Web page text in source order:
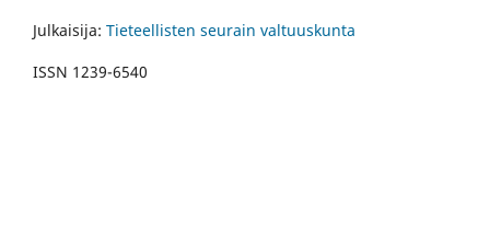
Julkaisija: Tieteellisten seurain valtuuskunta
ISSN 1239-6540